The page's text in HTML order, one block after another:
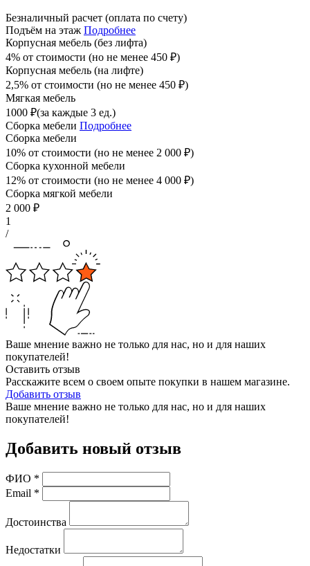
Безналичный расчет (оплата по счету)
Подъём на этаж Подробнее
Корпусная мебель (без лифта)
4% от стоимости (но не менее 450 ₽)
Корпусная мебель (на лифте)
2,5% от стоимости (но не менее 450 ₽)
Мягкая мебель
1000 ₽(за каждые 3 ед.)
Сборка мебели Подробнее
Сборка мебели
10% от стоимости (но не менее 2 000 ₽)
Сборка кухонной мебели
12% от стоимости (но не менее 4 000 ₽)
Сборка мягкой мебели
2 000 ₽
1
/
Ваше мнение важно не только для нас, но и для наших
покупателей!
Оставить отзыв
Расскажите всем о своем опыте покупки в нашем магазине.
Добавить отзыв
Ваше мнение важно не только для нас, но и для наших
покупателей!
Добавить новый отзыв
ФИО *
Email *
Достоинства
Недостатки